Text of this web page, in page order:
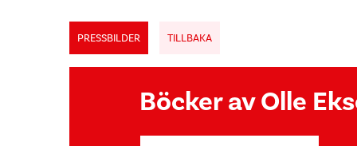
PRESSBILDER TILLBAKA
Böcker av Olle